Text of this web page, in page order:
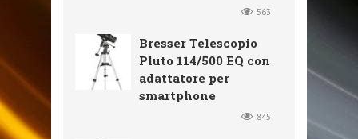
563
Bresser Telescopio
Pluto 114/500 EQ con
adattatore per
smartphone
845